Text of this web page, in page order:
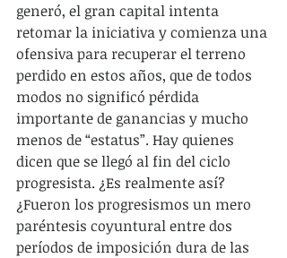
generó, el gran capital intenta
retomar la iniciativa y comienza una
ofensiva para recuperar el terreno
perdido en estos años, que de todos
modos no significó pérdida
importante de ganancias y mucho
menos de “estatus”. Hay quienes
dicen que se llegó al fin del ciclo
progresista. ¿Es realmente así?
¿Fueron los progresismos un mero
paréntesis coyuntural entre dos
períodos de imposición dura de las